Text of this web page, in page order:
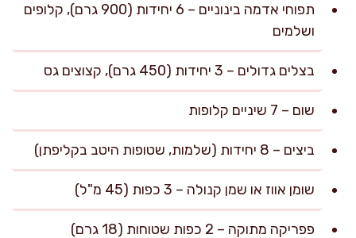
תפוחי אדמה בינוניים – 6 יחידות (900 גרם), קלופים
ושלמים
בצלים גדולים – 3 יחידות (450 גרם), קצוצים גס
שום – 7 שיניים קלופות
ביצים – 8 יחידות (שלמות, שטופות היטב בקליפתן)
שומן אווז או שמן קנולה – 3 כפות (45 מ"ל)
פפריקה מתוקה – 2 כפות שטוחות (18 גרם)